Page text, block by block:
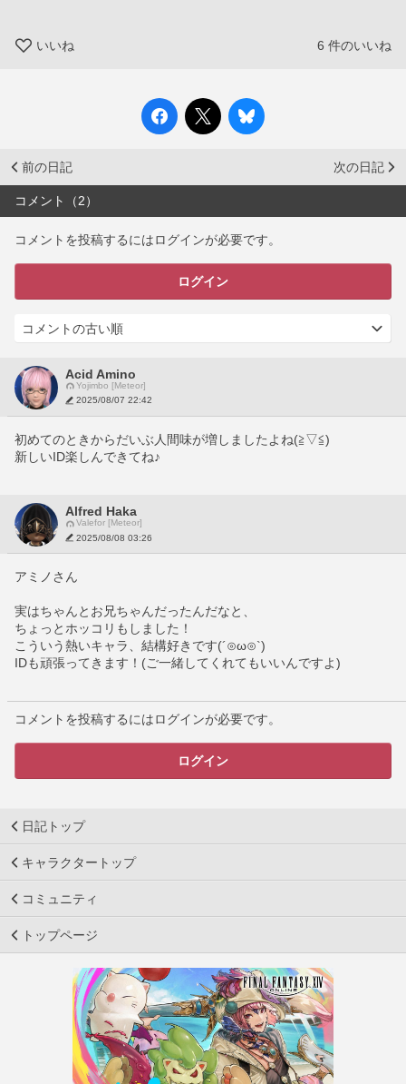
いいね 6 件のいいね
前の日記 次の日記
コメント（2）
コメントを投稿するにはログインが必要です。
ログイン
Acid Amino
Yojimbo [Meteor]
2025/08/07 22:42
初めてのときからだいぶ人間味が増しましたよね(≧▽≦)
新しいID楽しんできてね♪
Alfred Haka
Valefor [Meteor]
2025/08/08 03:26
アミノさん
実はちゃんとお兄ちゃんだったんだなと、
ちょっとホッコリもしました！
こういう熱いキャラ、結構好きです(´⊙ω⊙`)
IDも頑張ってきます！(ご一緒してくれてもいいんですよ)
コメントを投稿するにはログインが必要です。
ログイン
日記トップ
キャラクタートップ
コミュニティ
トップページ